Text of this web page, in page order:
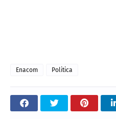
Enacom Politica